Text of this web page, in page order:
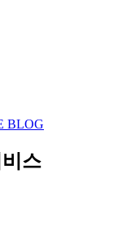
BLOG
스